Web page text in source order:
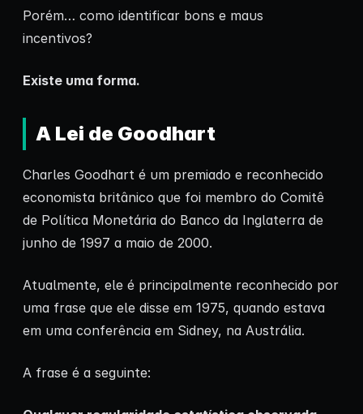
Porém… como identificar bons e maus
incentivos?
Existe uma forma.
A Lei de Goodhart
Charles Goodhart é um premiado e reconhecido
economista britânico que foi membro do Comitê
de Política Monetária do Banco da Inglaterra de
junho de 1997 a maio de 2000.
Atualmente, ele é principalmente reconhecido por
uma frase que ele disse em 1975, quando estava
em uma conferência em Sidney, na Austrália.
A frase é a seguinte: